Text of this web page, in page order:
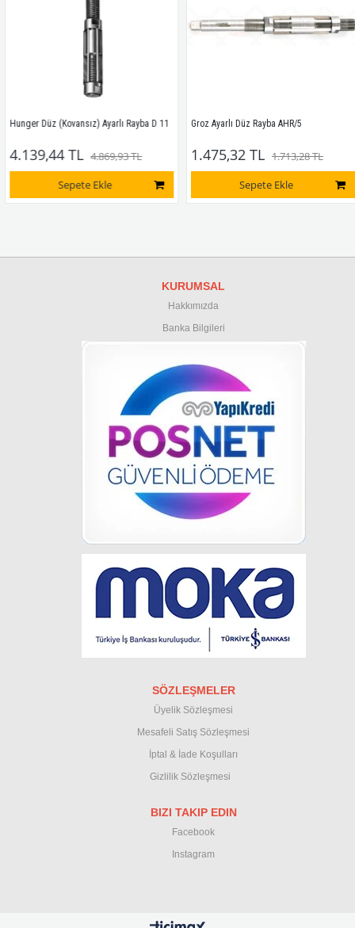
Hunger Düz (Kovansız) Ayarlı Rayba D 11
4.139,44 TL
4.869,93 TL
Sepete Ekle
Groz Ayarlı Düz Rayba AHR/5
1.475,32 TL
1.713,28 TL
Sepete Ekle
KURUMSAL
Hakkımızda
Banka Bilgileri
SÖZLEŞMELER
Üyelik Sözleşmesi
Mesafeli Satış Sözleşmesi
İptal & İade Koşulları
Gizlilik Sözleşmesi
BIZI TAKIP EDIN
Facebook
Instagram